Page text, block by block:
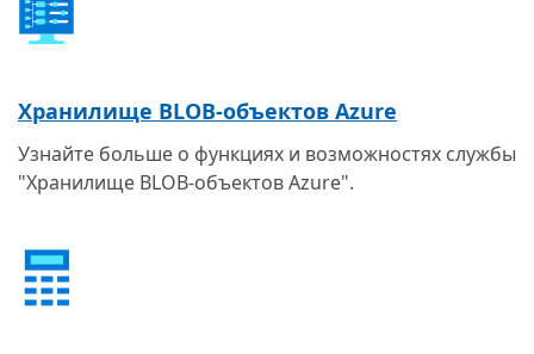
Хранилище BLOB-объектов Azure
Узнайте больше о функциях и возможностях службы
"Хранилище BLOB-объектов Azure".